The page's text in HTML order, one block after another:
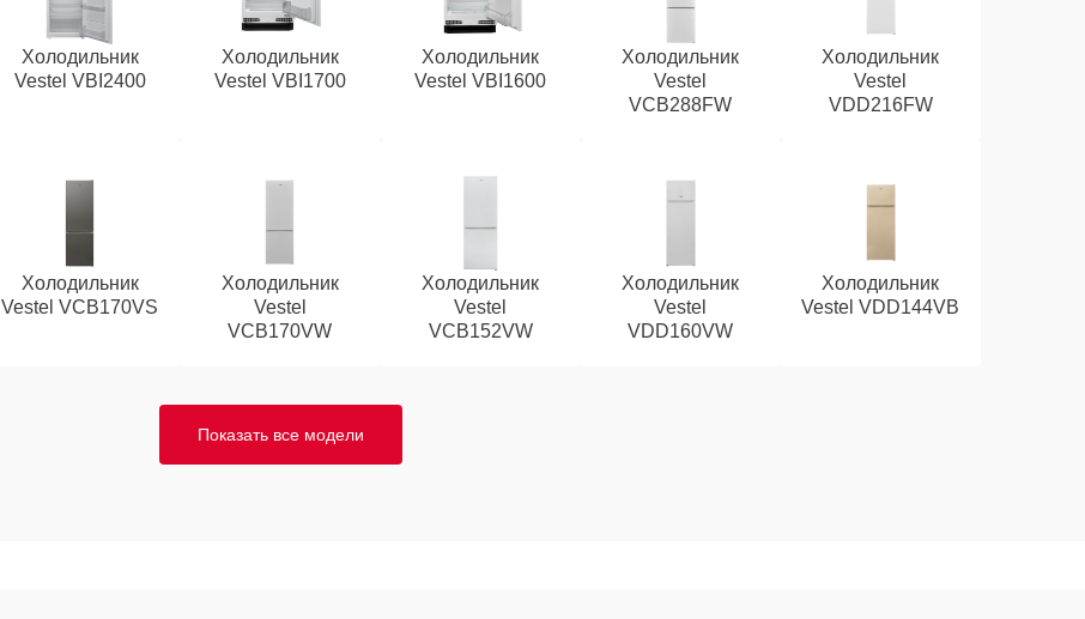
Холодильник
Vestel VBI2400
Холодильник
Vestel VBI1700
Холодильник
Vestel VBI1600
Холодильник
Vestel
VCB288FW
Холодильник
Vestel
VDD216FW
Холодильник
Vestel VCB170VS
Холодильник
Vestel
VCB170VW
Холодильник
Vestel
VCB152VW
Холодильник
Vestel
VDD160VW
Холодильник
Vestel VDD144VB
Показать все модели